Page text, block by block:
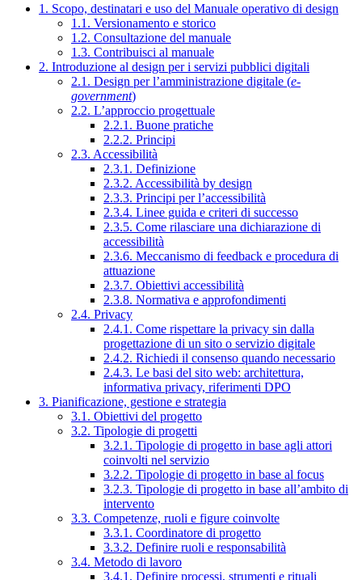
1. Scopo, destinatari e uso del Manuale operativo di design
1.1. Versionamento e storico
1.2. Consultazione del manuale
1.3. Contribuisci al manuale
2. Introduzione al design per i servizi pubblici digitali
2.1. Design per l’amministrazione digitale (e-
government)
2.2. L’approccio progettuale
2.2.1. Buone pratiche
2.2.2. Principi
2.3. Accessibilità
2.3.1. Definizione
2.3.2. Accessibilità by design
2.3.3. Principi per l’accessibilità
2.3.4. Linee guida e criteri di successo
2.3.5. Come rilasciare una dichiarazione di
accessibilità
2.3.6. Meccanismo di feedback e procedura di
attuazione
2.3.7. Obiettivi accessibilità
2.3.8. Normativa e approfondimenti
2.4. Privacy
2.4.1. Come rispettare la privacy sin dalla
progettazione di un sito o servizio digitale
2.4.2. Richiedi il consenso quando necessario
2.4.3. Le basi del sito web: architettura,
informativa privacy, riferimenti DPO
3. Pianificazione, gestione e strategia
3.1. Obiettivi del progetto
3.2. Tipologie di progetti
3.2.1. Tipologie di progetto in base agli attori
coinvolti nel servizio
3.2.2. Tipologie di progetto in base al focus
3.2.3. Tipologie di progetto in base all’ambito di
intervento
3.3. Competenze, ruoli e figure coinvolte
3.3.1. Coordinatore di progetto
3.3.2. Definire ruoli e responsabilità
3.4. Metodo di lavoro
3.4.1. Definire processi, strumenti e rituali